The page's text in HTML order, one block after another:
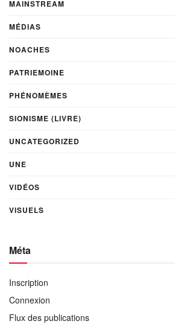
MAINSTREAM
MÉDIAS
NOACHES
PATRIEMOINE
PHÉNOMÈMES
SIONISME (LIVRE)
UNCATEGORIZED
UNE
VIDÉOS
VISUELS
Méta
Inscription
Connexion
Flux des publications